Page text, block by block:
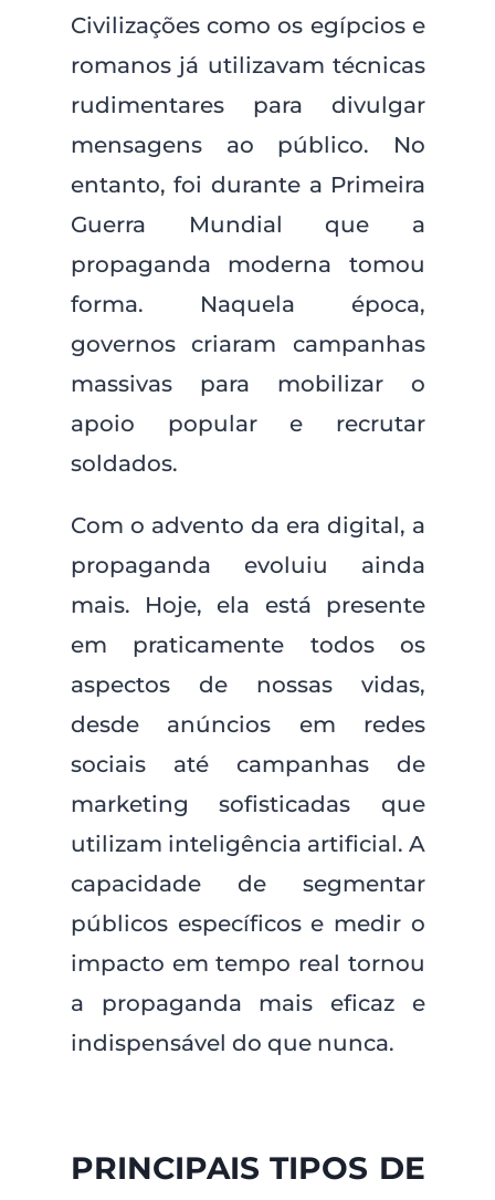
Civilizações como os egípcios e
romanos já utilizavam técnicas
rudimentares para divulgar
mensagens ao público. No
entanto, foi durante a Primeira
Guerra Mundial que a
propaganda moderna tomou
forma. Naquela época,
governos criaram campanhas
massivas para mobilizar o
apoio popular e recrutar
soldados.
Com o advento da era digital, a
propaganda evoluiu ainda
mais. Hoje, ela está presente
em praticamente todos os
aspectos de nossas vidas,
desde anúncios em redes
sociais até campanhas de
marketing sofisticadas que
utilizam inteligência artificial. A
capacidade de segmentar
públicos específicos e medir o
impacto em tempo real tornou
a propaganda mais eficaz e
indispensável do que nunca.
PRINCIPAIS TIPOS DE